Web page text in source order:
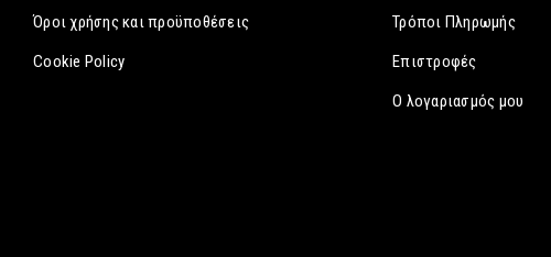
Όροι χρήσης και προϋποθέσεις
Cookie Policy
Τρόποι Πληρωμής
Επιστροφές
Ο λογαριασμός μου